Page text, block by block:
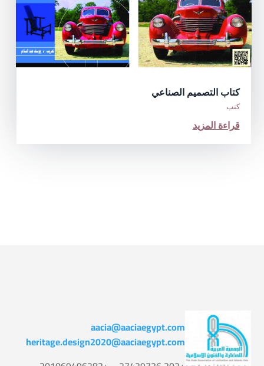
كتاب التصميم الصناعي
كتب
قراءة المزيد
aacia@aaciaegypt.com
heritage.design2020@aaciaegypt.com